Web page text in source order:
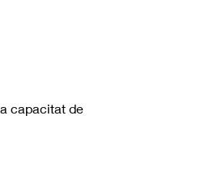
capacitat de